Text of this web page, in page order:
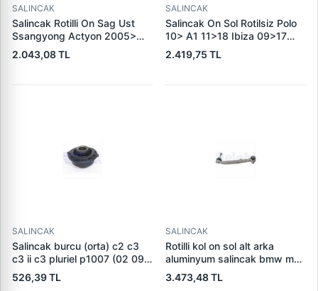
SALINCAK
Salincak Rotilli On Sag Ust
Ssangyong Actyon 2005>
Rexton 06>07 | OSSCA
52513 | OEM 4440209011
2.043,08 TL
SALINCAK
Salincak On Sol Rotilsiz Polo
10> A1 11>18 Ibiza 09>17
Toledo 13>19 Fabia 15>
Rapid 13> | CORTECO
6R0407151A 6R0407151F
2.419,75 TL
SALINCAK
Salincak burcu (orta) c2 c3
c3 ii c3 pluriel p1007 (02 09)
352398
526,39 TL
SALINCAK
Rotilli kol on sol alt arka
aluminyum salincak bmw m3
e82 e90 e92 e93
31102283577
3.473,48 TL